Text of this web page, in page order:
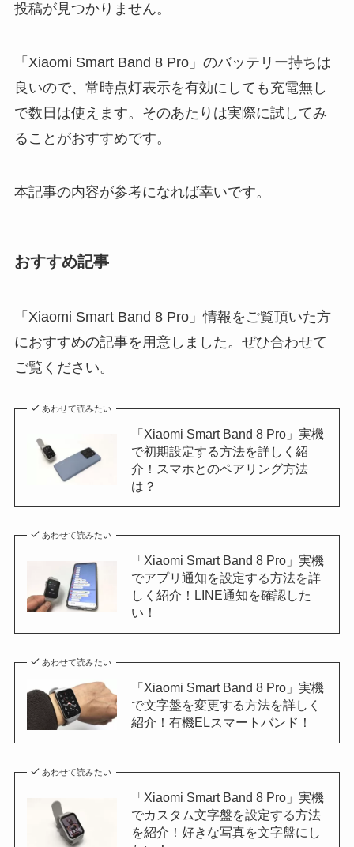
投稿が見つかりません。
「Xiaomi Smart Band 8 Pro」のバッテリー持ちは
良いので、常時点灯表示を有効にしても充電無し
で数日は使えます。そのあたりは実際に試してみ
ることがおすすめです。
本記事の内容が参考になれば幸いです。
おすすめ記事
「Xiaomi Smart Band 8 Pro」情報をご覧頂いた方
におすすめの記事を用意しました。ぜひ合わせて
ご覧ください。
あわせて読みたい
「Xiaomi Smart Band 8 Pro」実機
で初期設定する方法を詳しく紹
介！スマホとのペアリング方法
は？
あわせて読みたい
「Xiaomi Smart Band 8 Pro」実機
でアプリ通知を設定する方法を詳
しく紹介！LINE通知を確認した
い！
あわせて読みたい
「Xiaomi Smart Band 8 Pro」実機
で文字盤を変更する方法を詳しく
紹介！有機ELスマートバンド！
あわせて読みたい
「Xiaomi Smart Band 8 Pro」実機
でカスタム文字盤を設定する方法
を紹介！好きな写真を文字盤にし